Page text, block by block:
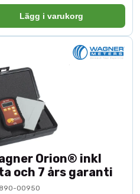
Lägg i varukorg
Orion® inkl
och 7 års garanti
00950